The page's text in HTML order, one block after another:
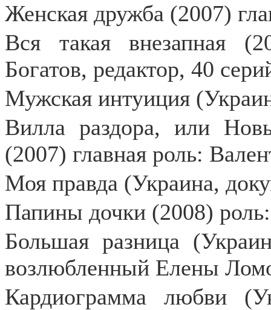
Женская дружба (2007)
Вся такая внезапная
Богатов, редактор, 40
Мужская интуиция
Вилла раздора, или
(2007) главная роль:
Моя правда (Украина,
Папины дочки (2008)
Большая разница
возлюбленный Елены
Кардиограмма любви